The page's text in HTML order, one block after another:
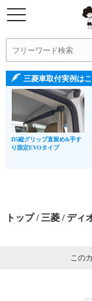
三菱車取付実例は
D5縦グリップ直留め&手す
り固定EVOタイプ
トップ/ 三菱 / ディ
この